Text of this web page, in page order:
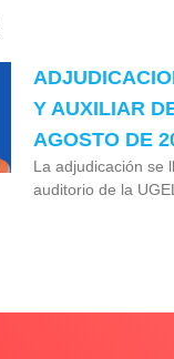
Y AUXILIAR
AGOSTO DE
La adjudicación se
auditorio de la